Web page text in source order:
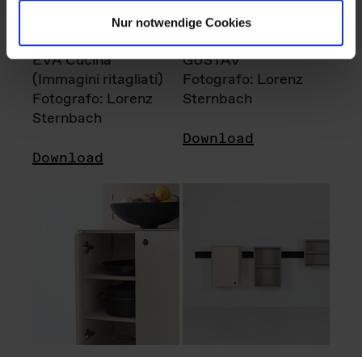
Nur notwendige Cookies
EVA Cucina
(Immagini ritagliati)
Fotografo: Lorenz
Sternbach
Download
GUSTAV
Fotografo: Lorenz
Sternbach
Download